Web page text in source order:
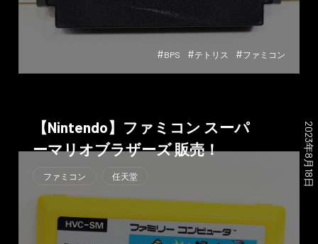
#BPS #テトリス #ファミコン
【Nintendo】ファミコン スーパ
ーマリオブラザーズ 販売！
2023年8月18日
ファミコン 任天堂